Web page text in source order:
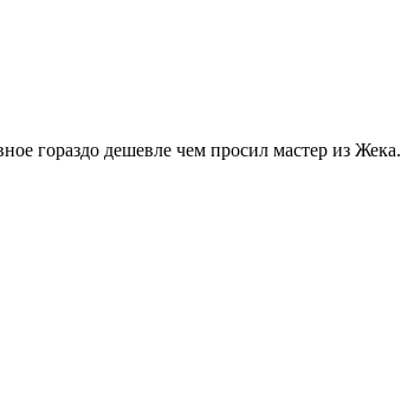
гораздо дешевле чем просил мастер из Жека.